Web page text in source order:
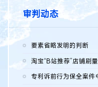
审判动态
要素省略发明的判断